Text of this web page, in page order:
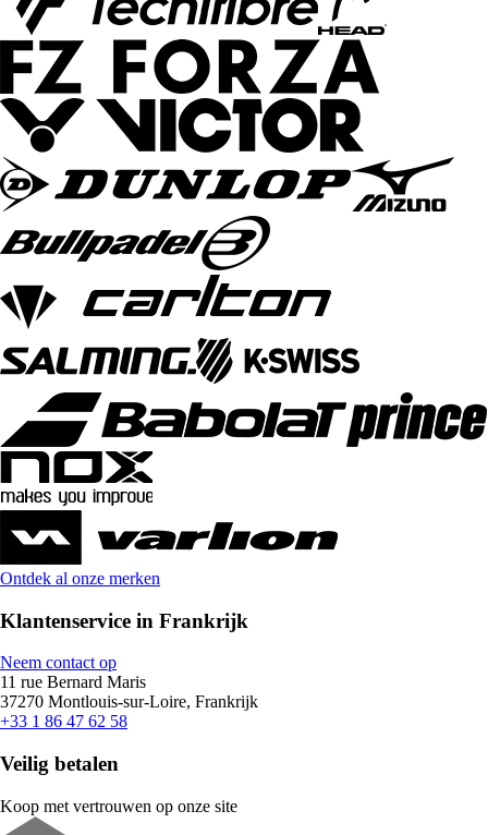
Ontdek al onze merken
Klantenservice in Frankrijk
Neem contact op
11 rue Bernard Maris
37270 Montlouis-sur-Loire, Frankrijk
+33 1 86 47 62 58
Veilig betalen
Koop met vertrouwen op onze site